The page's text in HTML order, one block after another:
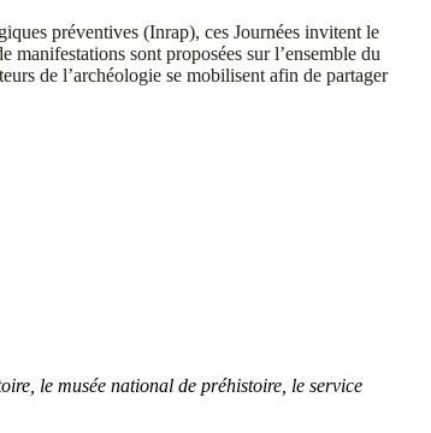
préventives (Inrap), ces Journées invitent le
manifestations sont proposées sur l’ensemble du
de l’archéologie se mobilisent afin de partager
le musée national de préhistoire, le service